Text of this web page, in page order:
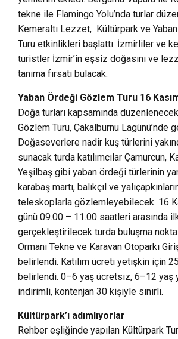
tekne ile Flamingo Yolu’nda turlar
Kemeraltı Lezzet, Kültürpark ve
Turu etkinlikleri başlattı. İzmirliler ve
turistler İzmir’in eşsiz doğasını ve
tanıma fırsatı bulacak.
Yaban Ördeği Gözlem Turu 16
Doğa turları kapsamında
Gözlem Turu, Çakalburnu Lagünü’nde
Doğaseverlere nadir kuş türlerini
sunacak turda katılımcılar Çamurcun,
Yeşilbaş gibi yaban ördeği türlerinin
karabaş martı, balıkçıl ve
teleskoplarla gözlemleyebilecek. 16
günü 09.00 – 11.00 saatleri arasında
gerçekleştirilecek turda buluşma
Ormanı Tekne ve Karavan Otoparkı
belirlendi. Katılım ücreti yetişkin için
belirlendi. 0–6 yaş ücretsiz, 6–12 yaş
indirimli, kontenjan 30 kişiyle sınırlı.
Kültürpark’ı adımlıyorlar
Rehber eşliğinde yapılan Kültürpark